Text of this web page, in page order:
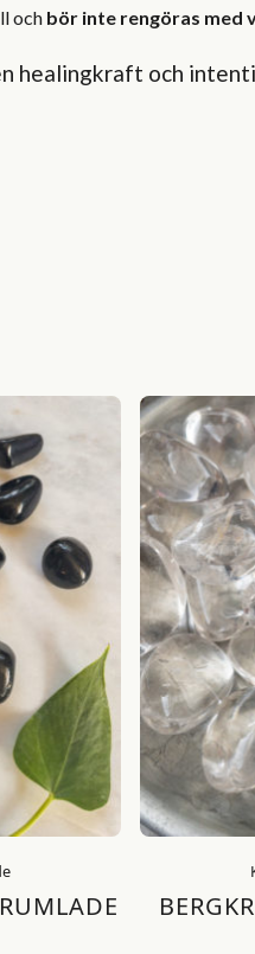
och bör inte rengöras med
healingkraft och